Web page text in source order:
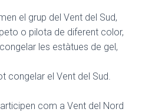
el grup del Vent del Sud,
o pilota de diferent color,
les estàtues de gel,
congelar el Vent del Sud.
com a Vent del Nord